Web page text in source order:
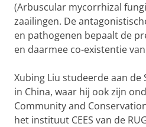
(Arbuscular mycorrhizal
zaailingen. De
en pathogenen bepaalt de
en daarmee co-existentie
Xubing Liu studeerde aan de
in China, waar hij ook zijn
Community and
het instituut CEES van de